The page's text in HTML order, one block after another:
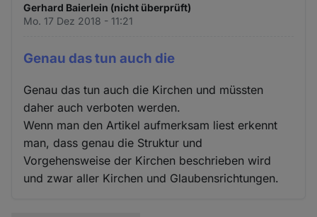
Gerhard Baierlein (nicht überprüft)
Mo. 17 Dez 2018 - 11:21
Genau das tun auch die
Genau das tun auch die Kirchen und müssten
daher auch verboten werden.
Wenn man den Artikel aufmerksam liest erkennt
man, dass genau die Struktur und
Vorgehensweise der Kirchen beschrieben wird
und zwar aller Kirchen und Glaubensrichtungen.